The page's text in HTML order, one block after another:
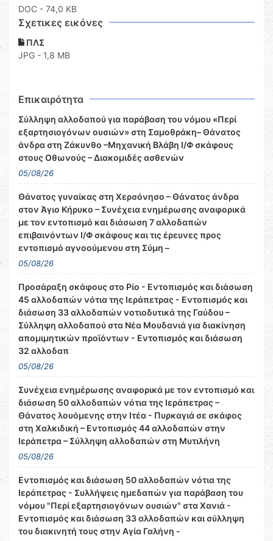
DOC - 74,0 KB
Σχετικες εικόνες
ΠΛΣ
JPG - 1,8 MB
Επικαιρότητα
Σύλληψη αλλοδαπού για παράβαση του νόμου «Περί
εξαρτησιογόνων ουσιών» στη Σαμοθράκη– Θάνατος
άνδρα στη Ζάκυνθο –Μηχανική Βλάβη Ι/Φ σκάφους
στους Οθωνούς – Διακομιδές ασθενών
05/08/26
Θάνατος γυναίκας στη Χερσόνησο – Θάνατος άνδρα
στον Άγιο Κήρυκο – Συνέχεια ενημέρωσης αναφορικά
με τον εντοπισμό και διάσωση 7 αλλοδαπών
επιβαινόντων Ι/Φ σκάφους και τις έρευνες προς
εντοπισμό αγνοούμενου στη Σύμη –
05/08/26
Προσάραξη σκάφους στο Ρίο - Εντοπισμός και διάσωση
45 αλλοδαπών νότια της Ιεράπετρας - Εντοπισμός και
διάσωση 33 αλλοδαπών νοτιοδυτικά της Γαύδου –
Σύλληψη αλλοδαπού στα Νέα Μουδανιά για διακίνηση
απομιμητικών προϊόντων - Εντοπισμός και διάσωση
32 αλλοδαπ
05/08/26
Συνέχεια ενημέρωσης αναφορικά με τον εντοπισμό και
διάσωση 50 αλλοδαπών νότια της Ιεράπετρας –
Θάνατος λουόμενης στην Ιτέα - Πυρκαγιά σε σκάφος
στη Χαλκιδική – Εντοπισμός 44 αλλοδαπών στην
Ιεράπετρα – Σύλληψη αλλοδαπών στη Μυτιλήνη
05/08/26
Εντοπισμός και διάσωση 50 αλλοδαπών νότια της
Ιεράπετρας - Συλλήψεις ημεδαπών για παράβαση του
νόμου "Περί εξαρτησιογόνων ουσιών" στα Χανιά -
Εντοπισμός και διάσωση 33 αλλοδαπών και σύλληψη
του διακινητή τους στην Αγία Γαλήνη -